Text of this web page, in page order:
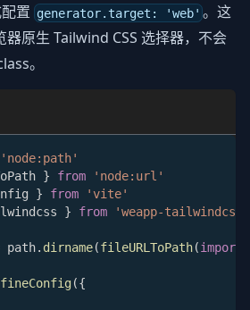
置 generator.target: 'web' 。这
原生 Tailwind CSS 选择器，不会
。
'node:path'
} from
'node:url'
} from
'vite'
} from 'weapp-
path. dirname(fileURLToPath(import
({